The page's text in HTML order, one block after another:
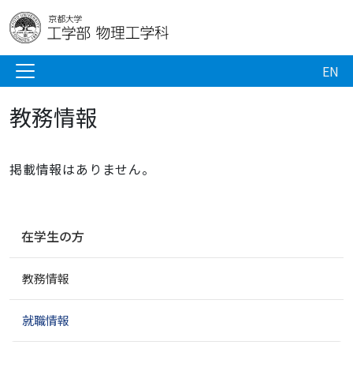
EN
教務情報
掲載情報はありません。
ゲ
シ
ン
在学生の方
教務情報
就職情報